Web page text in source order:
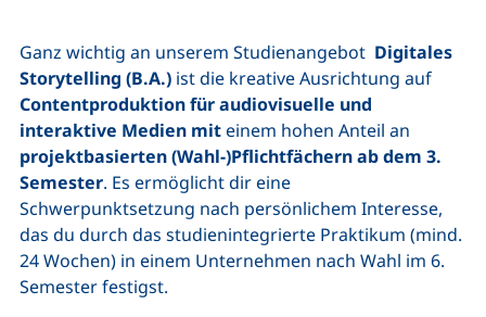
Ganz wichtig an unserem Studienangebot Digitales
Storytelling (B.A.) ist die kreative Ausrichtung auf
Contentproduktion für audiovisuelle und
interaktive Medien miteinem hohen Anteil an
projektbasierten (Wahl-)Pflichtfächern ab dem 3.
Semester. Es ermöglicht dir eine
Schwerpunktsetzung nach persönlichem Interesse,
das du durch das studienintegrierte Praktikum (mind.
24 Wochen) in einem Unternehmen nach Wahl im 6.
Semester festigst.